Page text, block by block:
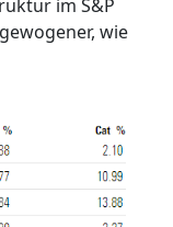
im S&P
wie